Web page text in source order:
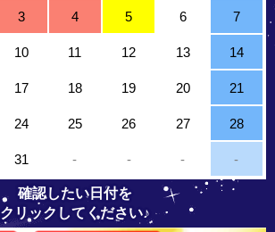
3 4 5 6 7
10 11 12 13 14
17 18 19 20 21
24 25 26 27 28
31 - - - -
確認したい日付を
クリックしてください♪